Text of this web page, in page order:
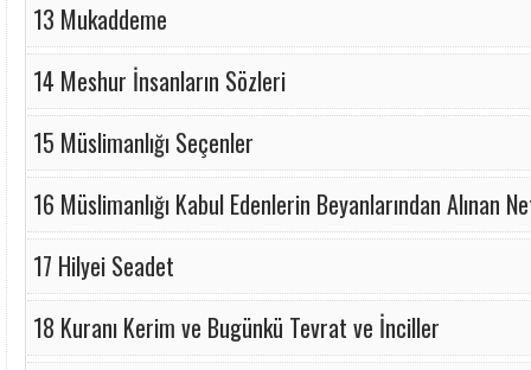
13 Mukaddeme
14 Meshur İnsanların Sözleri
15 Müslimanlığı Seçenler
16 Müslimanlığı Kabul Edenlerin Beyanlarından Alınan
17 Hilyei Seadet
18 Kuranı Kerim ve Bugünkü Tevrat ve İnciller